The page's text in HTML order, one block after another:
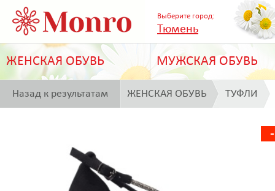
Выберите город:
Тюмень
ЖЕНСКАЯ ОБУВЬ МУЖСКАЯ ОБУВЬ
Назад к результатам ЖЕНСКАЯ ОБУВЬ ТУФЛИ